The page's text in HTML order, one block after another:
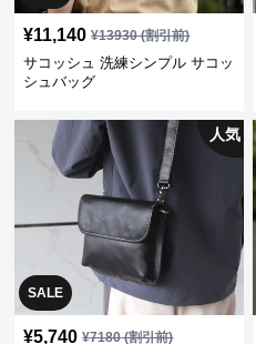
¥11,140 ¥13930(割引前)
サコッシュ 洗練シンプル サコッ
シュバッグ
SALE
人気
¥5,740 ¥7180(割引前)